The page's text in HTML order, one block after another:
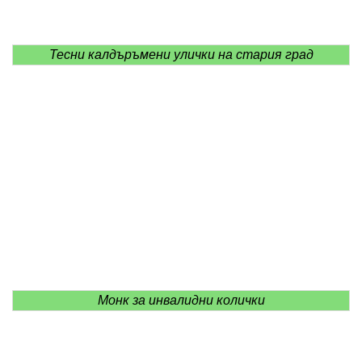
Тесни калдъръмени улички на стария град
Монк за инвалидни колички